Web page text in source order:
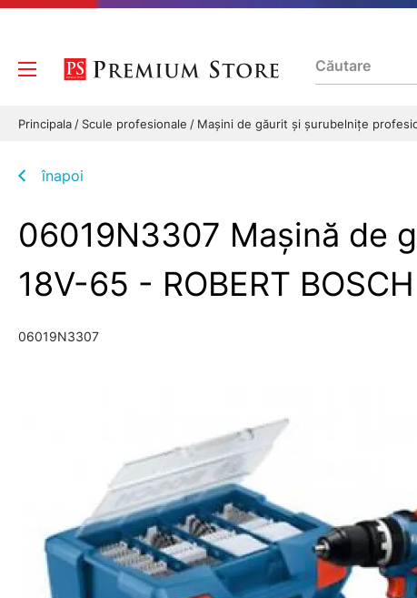
Principala Scule profesionale Mașini de găurit și șurubelnițe
înapoi
06019N3307 Maşină de
18V-65 - ROBERT BOSCH
06019N3307